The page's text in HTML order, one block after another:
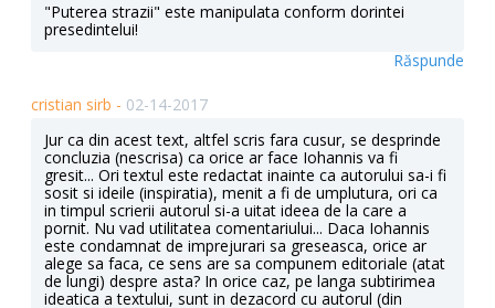
"Puterea strazii" este manipulata conform dorintei
presedintelui!
Răspunde
cristian sirb - 02-14-2017
Jur ca din acest text, altfel scris fara cusur, se desprinde
concluzia (nescrisa) ca orice ar face Iohannis va fi
gresit... Ori textul este redactat inainte ca autorului sa-i fi
sosit si ideile (inspiratia), menit a fi de umplutura, ori ca
in timpul scrierii autorul si-a uitat ideea de la care a
pornit. Nu vad utilitatea comentariului... Daca Iohannis
este condamnat de imprejurari sa greseasca, orice ar
alege sa faca, ce sens are sa compunem editoriale (atat
de lungi) despre asta? In orice caz, pe langa subtirimea
ideatica a textului, sunt in dezacord cu autorul (din